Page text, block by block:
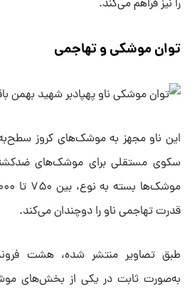
را نیز فراهم می‌کند.
توان موشکی و تهاجمی
این ناو مجهز به موشک‌های کروز
سکوی مستقلی برای موشک‌های
قدرت تهاجمی ناو را دوچندان می‌کند.
طبق تصاویر منتشر شده، هشت
به‌صورت ثابت در یکی از بخش‌های